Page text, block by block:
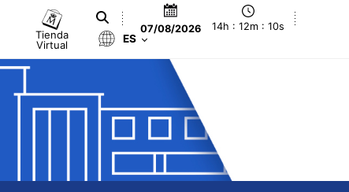
Tienda
Virtual
07/08/2026 14h : 12m : 10s
ES